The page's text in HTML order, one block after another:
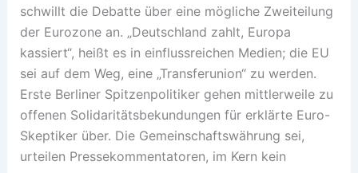
schwillt die Debatte über eine mögliche Zweiteilung
der Eurozone an. „Deutschland zahlt, Europa
kassiert“, heißt es in einflussreichen Medien; die EU
sei auf dem Weg, eine „Transferunion“ zu werden.
Erste Berliner Spitzenpolitiker gehen mittlerweile zu
offenen Solidaritätsbekundungen für erklärte Euro-
Skeptiker über. Die Gemeinschaftswährung sei,
urteilen Pressekommentatoren, im Kern kein